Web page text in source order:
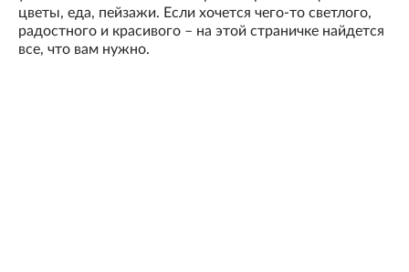
цветы, еда, пейзажи. Если хочется чего-то светлого,
радостного и красивого – на этой страничке найдется
все, что вам нужно.